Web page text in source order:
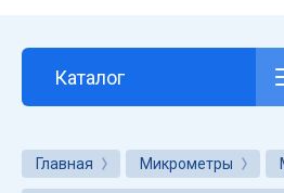
Каталог
Главная Микрометры